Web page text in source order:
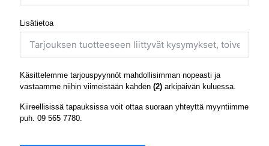
Lisätietoa
Käsittelemme tarjouspyynnöt mahdollisimman nopeasti ja
vastaamme niihin viimeistään kahden (2) arkipäivän kuluessa.
Kiireellisissä tapauksissa voit ottaa suoraan yhteyttä myyntiimme
puh. 09 565 7780